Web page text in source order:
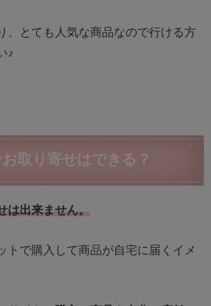
、とても人気な商品なので行ける方
♪
取り寄せはできる？
は出来ません。
トで購入して商品が自宅に届くイメ